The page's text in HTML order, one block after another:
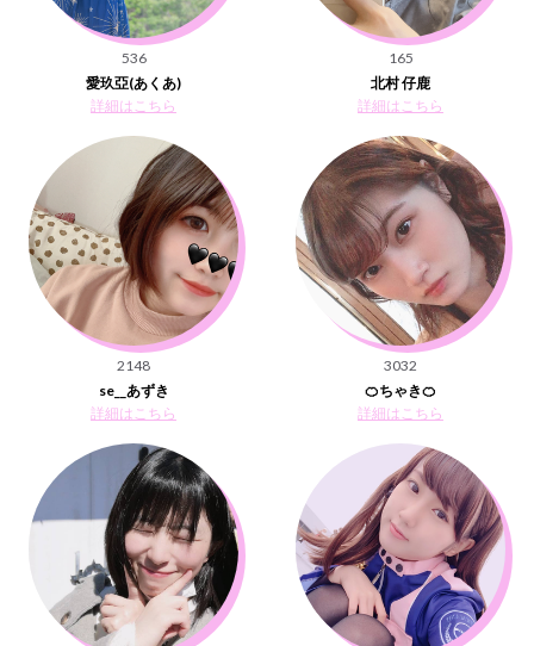
536
愛玖亞(あくあ)
詳細はこちら
165
北村 仔鹿
詳細はこちら
2148
se__あずき
詳細はこちら
3032
🍊ちゃき🍊
詳細はこちら